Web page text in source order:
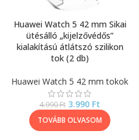
Huawei Watch 5 42 mm Sikai
ütésálló „kijelzővédős”
kialakítású átlátszó szilikon
tok (2 db)
Huawei Watch 5 42 mm tokok
4.990Ft 3.990 Ft
TOVÁBB OLVASOM